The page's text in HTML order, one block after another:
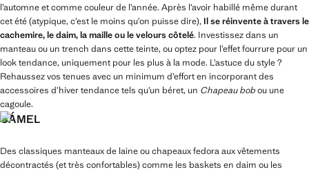
l’automne et comme couleur de l’année. Après l’avoir habillé même durant
cet été (atypique, c’est le moins qu’on puisse dire), Il se réinvente à travers le
cachemire, le daim, la maille ou le velours côtelé. Investissez dans un
manteau ou un trench dans cette teinte, ou optez pour l’effet fourrure pour un
look tendance, uniquement pour les plus à la mode. L’astuce du style ?
Rehaussez vos tenues avec un minimum d’effort en incorporant des
accessoires d’hiver tendance tels qu’un béret, un Chapeau bobou une
cagoule.
CÁMEL
Des classiques manteaux de laine ou chapeaux fedora aux vêtements
décontractés (et très confortables) comme les baskets en daim ou les